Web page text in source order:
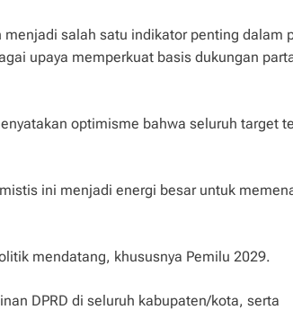
salah satu indikator penting dalam
upaya memperkuat basis dukungan
optimisme bahwa seluruh target
ini menjadi energi besar untuk
mendatang, khususnya Pemilu 2029.
DPRD di seluruh kabupaten/kota, serta